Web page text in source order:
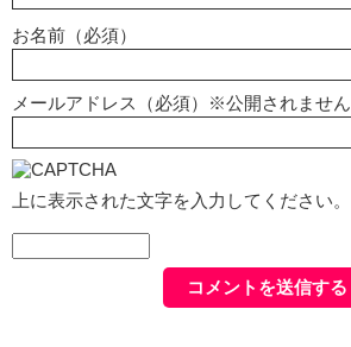
お名前（必須）
メールアドレス（必須）※公開されません
上に表示された文字を入力してください。